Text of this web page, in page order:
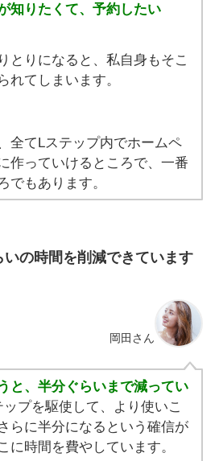
知りたくて、予約したい
とりになると、私自身もそこ
れてしまいます。
全てLステップ内でホームペ
作っていけるところで、一番
でもあります。
の時間を削減できています
岡田さん
と、半分ぐらいまで減ってい
ップを駆使して、より使いこ
らに半分になるという確信が
に時間を費やしています。